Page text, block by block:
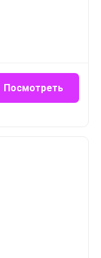
Посмотреть